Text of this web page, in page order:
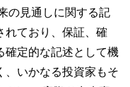
の見通しに関する記
れており、保証、確
確定的な記述として機
、いかなる投資家もそ